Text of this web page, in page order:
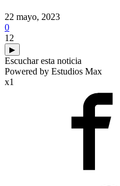
22 mayo, 2023
0
12
▶
Escuchar esta noticia
Powered by Estudios Max
x1